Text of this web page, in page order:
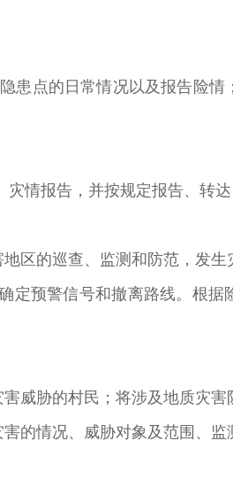
患点的日常情况以及报告险情
情报告，并按规定报告、转达
区的巡查、监测和防范，发
定预警信号和撤离路线。根据
威胁的村民；将涉及地质灾
的情况、威胁对象及范围、